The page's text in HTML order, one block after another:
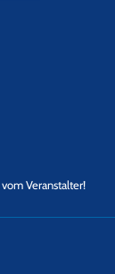
Veranstalter!